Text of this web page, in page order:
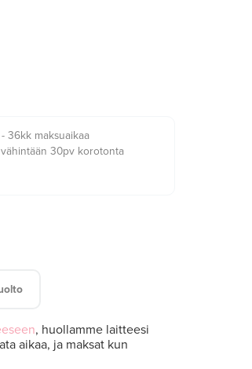
36kk maksuaikaa
30pv korotonta
, huollamme laitteesi
aikaa, ja maksat kun